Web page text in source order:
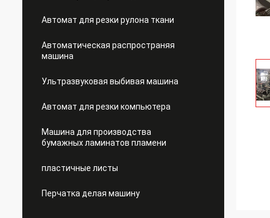
Автомат для резки рулона ткани
Автоматическая распространяя
машина
Ультразвуковая выбивая машина
Автомат для резки компьютера
Машина для производства
бумажных ламинатов пламени
пластичные листы
Перчатка делая машину